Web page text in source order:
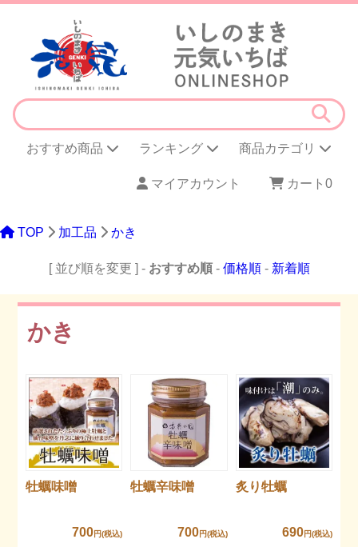
おすすめ商品 ランキング 商品カテゴリ
マイアカウント カート 0
TOP 加工品 かき
[ 並び順を変更 ] - おすすめ順- 価格順- 新着順
かき
牡蠣味噌
700円(税込)
牡蠣辛味噌
700円(税込)
炙り牡蠣
690円(税込)